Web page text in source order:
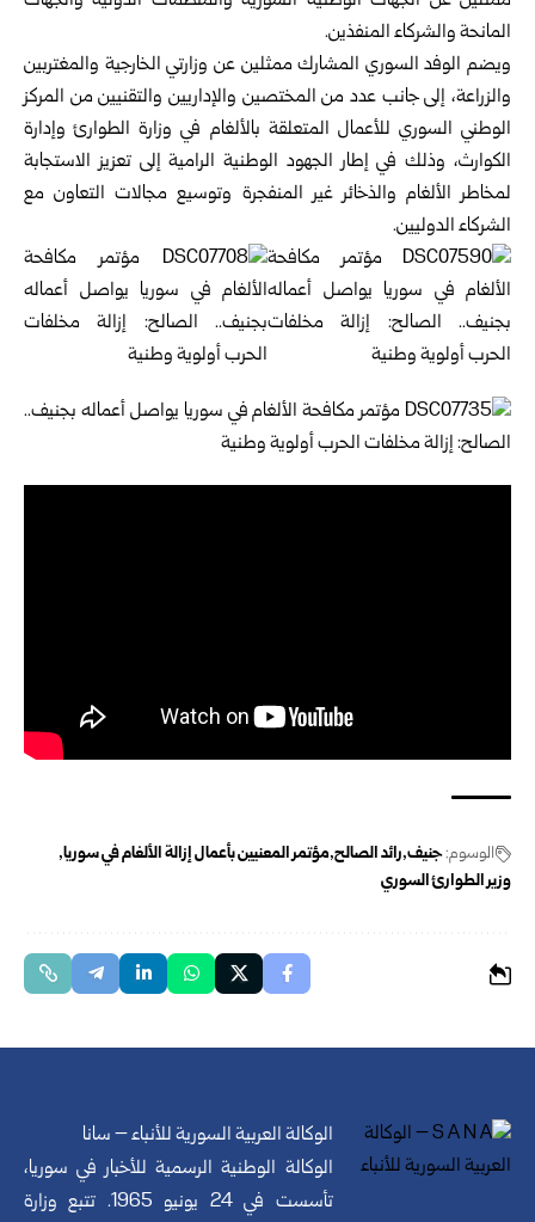
المانحة والشركاء المنفذين.
ويضم الوفد السوري المشارك ممثلين عن وزارتي الخارجية والمغتربين
‏والزراعة، إلى جانب عدد من المختصين والإداريين والتقنيين من المركز
‏الوطني السوري للأعمال المتعلقة بالألغام في وزارة الطوارئ وإدارة
‏الكوارث، وذلك في إطار الجهود الوطنية الرامية إلى تعزيز الاستجابة
‏لمخاطر الألغام والذخائر غير المنفجرة وتوسيع مجالات التعاون مع
الشركاء ‏الدوليين.‏
الوسوم:جنيف رائد الصالح مؤتمر المعنيين بأعمال إزالة الألغام في سوريا
وزير الطوارئ السوري
الوكالة العربية السورية للأنباء – سانا
الوكالة الوطنية الرسمية للأخبار في سوريا،
تأسست في 24 يونيو 1965. تتبع وزارة